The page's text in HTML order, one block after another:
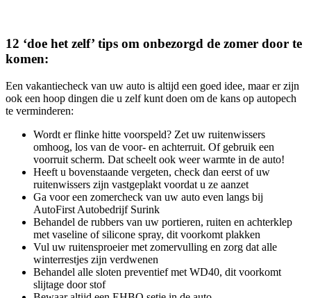
12 ‘doe het zelf’ tips om onbezorgd de zomer door te
komen:
Een vakantiecheck van uw auto is altijd een goed idee, maar er zijn
ook een hoop dingen die u zelf kunt doen om de kans op autopech
te verminderen:
Wordt er flinke hitte voorspeld? Zet uw ruitenwissers
omhoog, los van de voor- en achterruit. Of gebruik een
voorruit scherm. Dat scheelt ook weer warmte in de auto!
Heeft u bovenstaande vergeten, check dan eerst of uw
ruitenwissers zijn vastgeplakt voordat u ze aanzet
Ga voor een zomercheck van uw auto even langs bij
AutoFirst Autobedrijf Surink
Behandel de rubbers van uw portieren, ruiten en achterklep
met vaseline of silicone spray, dit voorkomt plakken
Vul uw ruitensproeier met zomervulling en zorg dat alle
winterrestjes zijn verdwenen
Behandel alle sloten preventief met WD40, dit voorkomt
slijtage door stof